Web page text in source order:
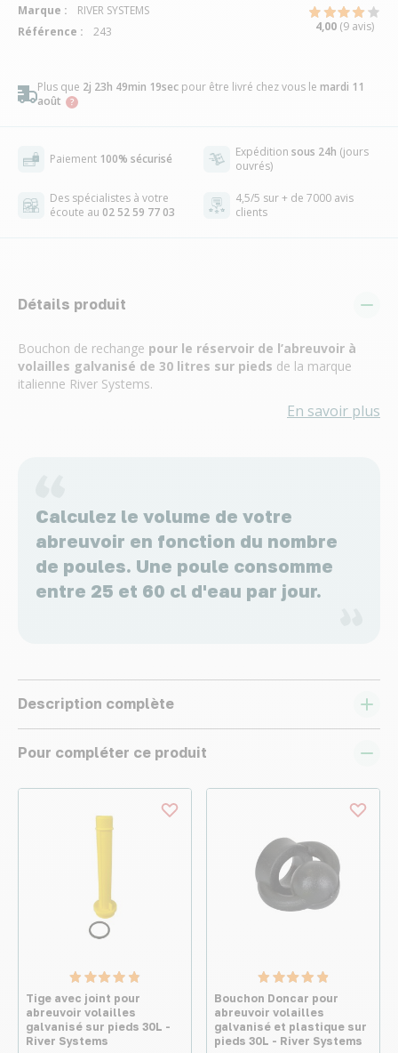
Plus que 2j 23h 49min 19sec pour être livré chez vous le mardi 11
août
Paiement 100% sécurisé Expédition sous 24h (jours
ouvrés)
Des spécialistes à votre
écoute au 02 52 59 77 03
4,5/5 sur + de 7000 avis
clients
Détails produit
Bouchon de rechange pour le réservoir de l’abreuvoir à
volailles galvanisé de 30 litres sur pieds de la marque
italienne River Systems.
En savoir plus
Calculez le volume de votre
abreuvoir en fonction du nombre
de poules. Une poule consomme
entre 25 et 60 cl d'eau par jour.
Description complète
Pour compléter ce produit
Tige avec joint pour
abreuvoir volailles
galvanisé sur pieds 30L -
River Systems
Bouchon Doncar pour
abreuvoir volailles
galvanisé et plastique sur
pieds 30L - River Systems
Marque :
RIVER SYSTEMS
Référence :
243 4,00 (9 avis)